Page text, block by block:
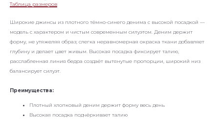
Таблица размеров
Широкие джинсы из плотного тёмно-синего денима с высокой посадкой —
модель с характером и чистым современным силуэтом. Деним держит
форму, не утяжеляя образ; слегка неравномерная окраска ткани добавляет
глубину и делает цвет живым. Высокая посадка фиксирует талию,
расслабленная линия бедра создаёт вытянутые пропорции, широкий низ
балансирует силуэт.
Преимущества:
Плотный хлопковый деним держит форму весь день
Высокая посадка подчёркивает талию